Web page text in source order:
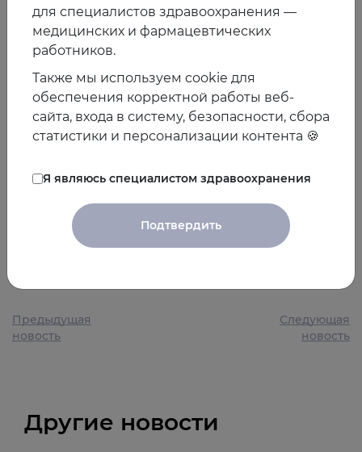
Аметов Александр СергеевичДоктор медицинских
наук, профессор, Лауреат Государственной премии
диабетологии ГБОУ ДПО РМАНПО Минздрава России,
заслуженный деятель науки Российской Федерации,
Президент Международной программы "Диабет"
пользователи получат уведомление-напоминание о
s://euat.ru/live/13
Предыдущая
новость
Следующая
новость
Другие новости
для специалистов здравоохранения —
медицинских и фармацевтических
работников.
Также мы используем cookie для
обеспечения корректной работы веб-
сайта, входа в систему, безопасности, сбора
статистики и персонализации контента 🍪
Я являюсь специалистом здравоохранения
Подтвердить